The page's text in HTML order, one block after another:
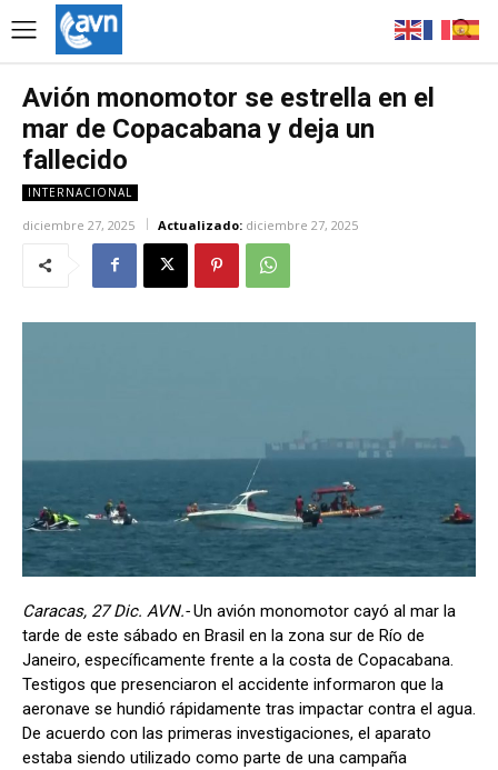
Avión monomotor se estrella en el
mar de Copacabana y deja un
fallecido
INTERNACIONAL
diciembre 27, 2025 Actualizado: diciembre 27, 2025
Caracas, 27 Dic. AVN.-Un avión monomotor cayó al mar la
tarde de este sábado en Brasil en la zona sur de Río de
Janeiro, específicamente frente a la costa de Copacabana.
Testigos que presenciaron el accidente informaron que la
aeronave se hundió rápidamente tras impactar contra el agua.
De acuerdo con las primeras investigaciones, el aparato
estaba siendo utilizado como parte de una campaña